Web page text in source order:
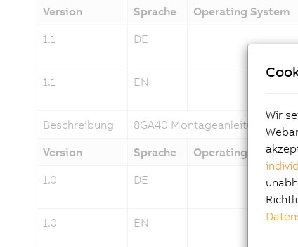
Version Sprache Operating System
1.1
DE
1.1
EN
Beschreibung
8GA40 Montageanleitung Motor
Version
Sprache Operating System
1.0
DE
1.0
EN
Wir